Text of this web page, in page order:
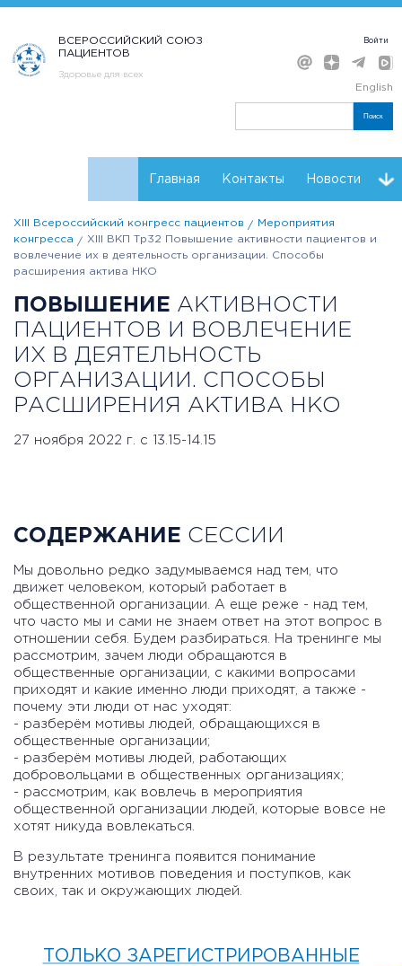
ВСЕРОССИЙСКИЙ СОЮЗ
ПАЦИЕНТОВ
Здоровье для всех
Войти
English
Поиск
Главная Контакты Новости
Расписание Регистрация Мнения Резолюции
XIII Всероссийский конгресс пациентов
Мероприятия
конгресса
XIII ВКП Тр32 Повышение активности пациентов и
вовлечение их в деятельность организации. Способы
расширения актива НКО
ПОВЫШЕНИЕ АКТИВНОСТИ
ПАЦИЕНТОВ И ВОВЛЕЧЕНИЕ
ИХ В ДЕЯТЕЛЬНОСТЬ
ОРГАНИЗАЦИИ. СПОСОБЫ
РАСШИРЕНИЯ АКТИВА НКО
27 ноября 2022 г. с 13.15-14.15
СОДЕРЖАНИЕ СЕССИИ
Мы довольно редко задумываемся над тем, что
движет человеком, который работает в
общественной организации. А еще реже - над тем,
что часто мы и сами не знаем ответ на этот вопрос в
отношении себя. Будем разбираться. На тренинге мы
рассмотрим, зачем люди обращаются в
общественные организации, с какими вопросами
приходят и какие именно люди приходят, а также -
почему эти люди от нас уходят:
- разберём мотивы людей, обращающихся в
общественные организации;
- разберём мотивы людей, работающих
добровольцами в общественных организациях;
- рассмотрим, как вовлечь в мероприятия
общественной организации людей, которые вовсе не
хотят никуда вовлекаться.
В результате тренинга появится понимание
внутренних мотивов поведения и поступков, как
своих, так и окружающих людей.
ТОЛЬКО ЗАРЕГИСТРИРОВАННЫЕ